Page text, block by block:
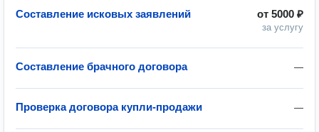
от 5000 ₽
за услугу
Составление исковых заявлений
—
Составление брачного договора
—
Проверка договора купли-продажи